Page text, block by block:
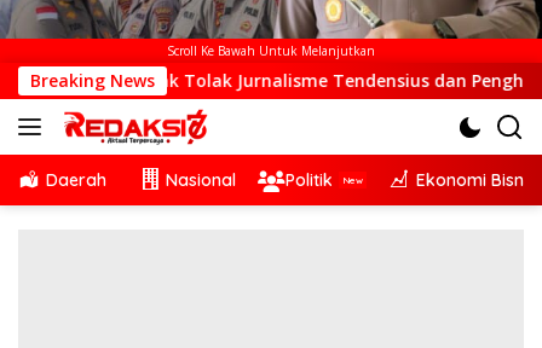
Scroll Ke Bawah Untuk Melanjutkan
Breaking News
Thonak Tolak Jurnalisme Tendensius dan Penghakiman
Daerah Nasional Politik Ekonomi Bisnis